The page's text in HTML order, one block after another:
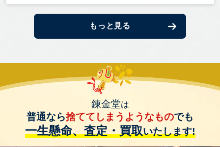
もっと見る
錬金堂は
普通なら捨ててしまうようなものでも
一生懸命、査定・買取いたします!